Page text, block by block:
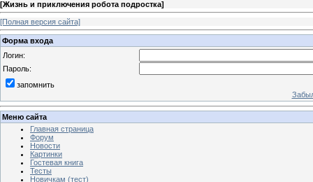
[Жизнь и приключения робота подростка]
[Полная версия сайта]
Форма входа
Логин:
Пароль:
запомнить
Меню сайта
Главная страница
Форум
Новости
Картинки
Гостевая книга
Тесты
Новичкам (тест)